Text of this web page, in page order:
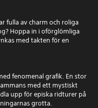
fulla av charm och roliga
Hoppa in i oförglömliga
med takten för en
fenomenal grafik. En stor
med ett mystiskt
upp för episka ridturer på
grotta.